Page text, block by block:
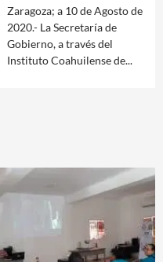
Zaragoza; a 10 de Agosto de
2020.- La Secretaría de
Gobierno, a través del
Instituto Coahuilense de...